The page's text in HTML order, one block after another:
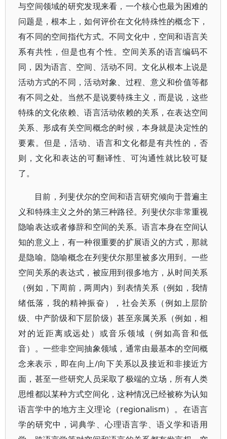
与空间领域的研究发现来看，一个核心也最为困难的
问题是，根本上，如何评价在文化特殊性的概念下，
有不同的空间指代方式。不同文化中，空间和语言关
系有共性，但是也有个性。空间关系的语言编码不
同，因为语言、空间、活动不同。文化从根本上说是
活动方式的不同，活动对象、过程、意义和价值等都
有不同之处。当然不是说要特殊主义，而是说，这些
特殊的文化依赖、语言活动依赖的关系，在表达空间
关系、形成有关空间概念的时候，本身就是决定性的
要素。但是，活动、语言和文化都是有共性的，否
则，文化和表达的可翻译性、可沟通性就比较可疑
了。
目前，列斐伏尔的空间和语言研究倾向于普遍主
义和特殊主义之外的第三种路径。列斐伏尔非常重视
隐喻表达或者修辞和空间的关系。语言本身在空间认
知的意义上，有一种很重要的扩展语义的方式，那就
是隐喻。隐喻概念在列斐伏尔那里被多次用到。一些
空间关系的表达式，被应用到很多地方，从时间关系
（例如，下周前，两周内）到表情关系（例如，我情
绪低落，我的精神振奋），社会关系（例如上层阶
级、中产阶级和下层阶级）甚至亲属关系（例如，相
对的近距离或远处）或音乐领域（例如高音和低
音）。一些非空间抽象领域，通常由最基本的空间概
念来表示，即在向上/向下关系以及接近和非接近方
面，甚至一些研究人员采取了极端的立场，所有人类
思维都以某种方式空间化，这种情况已经被称为认知
语言学中的地方主义理论（regionalism）。在语言
学的研究中，词典学、心理语言学、语义学和语用